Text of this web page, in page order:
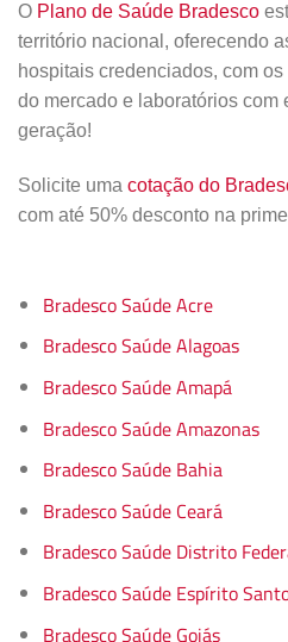
O Plano de Saúde Bradesco
território nacional, oferecendo
hospitais credenciados, com
do mercado e laboratórios com
geração!
Solicite uma cotação do
com até 50% desconto na
Bradesco Saúde Acre
Bradesco Saúde Alagoas
Bradesco Saúde Amapá
Bradesco Saúde Amazonas
Bradesco Saúde Bahia
Bradesco Saúde Ceará
Bradesco Saúde Distrito
Bradesco Saúde Espírito
Bradesco Saúde Goiás